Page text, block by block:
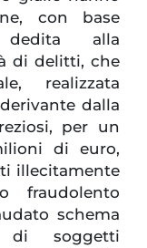
con base
alla
di delitti, che
realizzata
dalla
per un
di euro,
illecitamente
fraudolento
schema
di soggetti